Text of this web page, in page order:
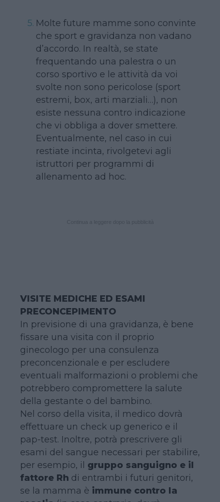
Molte future mamme sono convinte
che sport e gravidanza non vadano
d’accordo. In realtà, se state
frequentando una palestra o un
corso sportivo e le attività da voi
svolte non sono pericolose (sport
estremi, box, arti marziali…), non
esiste nessuna contro indicazione
che vi obbliga a dover smettere.
Eventualmente, nel caso in cui
restiate incinta, rivolgetevi agli
istruttori per programmi di
allenamento ad hoc.
VISITE MEDICHE ED ESAMI
PRECONCEPIMENTO
In previsione di una gravidanza, è bene
fissare una visita con il proprio
ginecologo per una consulenza
preconcenzionale e per escludere
eventuali malformazioni o problemi che
potrebbero compromettere la salute
della gestante o del bambino.
Nel corso della visita, il medico dovrà
effettuare un check up generico e il
pap-test. Inoltre, potrà prescrivere gli
esami del sangue necessari per stabilire,
per esempio, il gruppo sanguigno e il
fattore Rhdi entrambi i futuri genitori,
se la mamma è immune contro la